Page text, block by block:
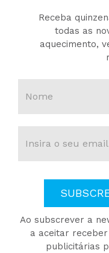
Receba
todas as
aquecimento,
Ao subscrever a
a aceitar
publicitárias